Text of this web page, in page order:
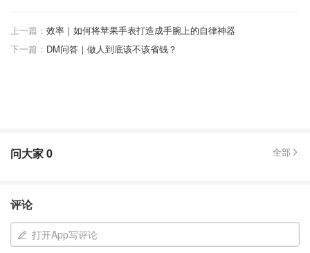
上一篇： 效率｜如何将苹果手表打造成手腕上的自律神器
下一篇： DM问答｜做人到底该不该省钱？
问大家0 全部
评论
打开App写评论